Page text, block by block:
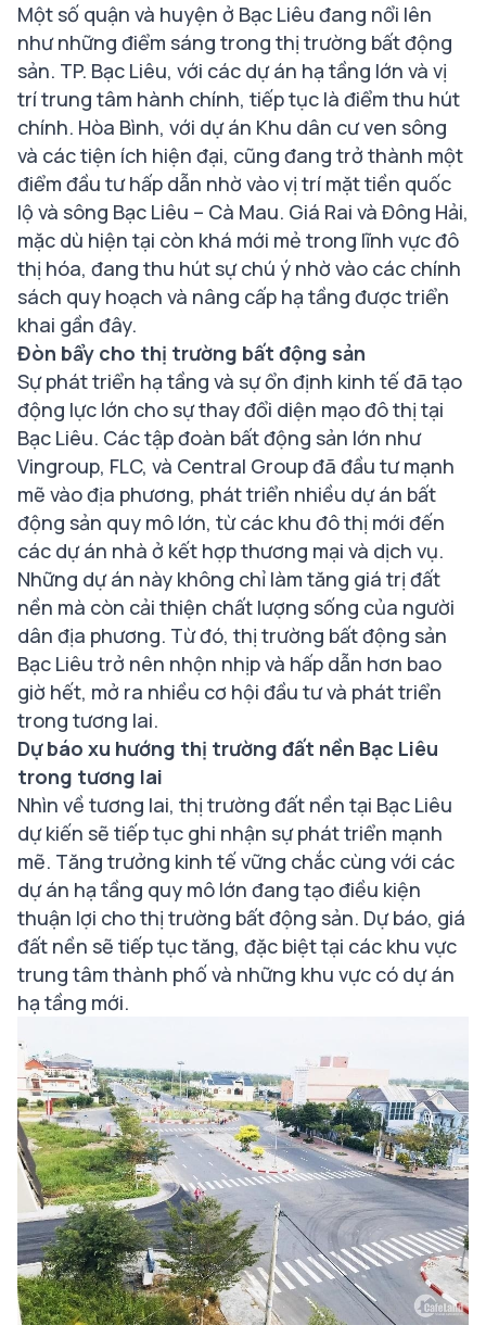
Một số quận và huyện ở Bạc Liêu đang nổi lên
như những điểm sáng trong thị trường bất động
sản. TP. Bạc Liêu, với các dự án hạ tầng lớn và vị
trí trung tâm hành chính, tiếp tục là điểm thu hút
chính. Hòa Bình, với dự án Khu dân cư ven sông
và các tiện ích hiện đại, cũng đang trở thành một
điểm đầu tư hấp dẫn nhờ vào vị trí mặt tiền quốc
lộ và sông Bạc Liêu – Cà Mau. Giá Rai và Đông Hải,
mặc dù hiện tại còn khá mới mẻ trong lĩnh vực đô
thị hóa, đang thu hút sự chú ý nhờ vào các chính
sách quy hoạch và nâng cấp hạ tầng được triển
khai gần đây.
Đòn bẩy cho thị trường bất động sản
Sự phát triển hạ tầng và sự ổn định kinh tế đã tạo
động lực lớn cho sự thay đổi diện mạo đô thị tại
Bạc Liêu. Các tập đoàn bất động sản lớn như
Vingroup, FLC, và Central Group đã đầu tư mạnh
mẽ vào địa phương, phát triển nhiều dự án bất
động sản quy mô lớn, từ các khu đô thị mới đến
các dự án nhà ở kết hợp thương mại và dịch vụ.
Những dự án này không chỉ làm tăng giá trị đất
nền mà còn cải thiện chất lượng sống của người
dân địa phương. Từ đó, thị trường bất động sản
Bạc Liêu trở nên nhộn nhịp và hấp dẫn hơn bao
giờ hết, mở ra nhiều cơ hội đầu tư và phát triển
trong tương lai.
Dự báo xu hướng thị trường đất nền Bạc Liêu
trong tương lai
Nhìn về tương lai, thị trường đất nền tại Bạc Liêu
dự kiến sẽ tiếp tục ghi nhận sự phát triển mạnh
mẽ. Tăng trưởng kinh tế vững chắc cùng với các
dự án hạ tầng quy mô lớn đang tạo điều kiện
thuận lợi cho thị trường bất động sản. Dự báo, giá
đất nền sẽ tiếp tục tăng, đặc biệt tại các khu vực
trung tâm thành phố và những khu vực có dự án
hạ tầng mới.